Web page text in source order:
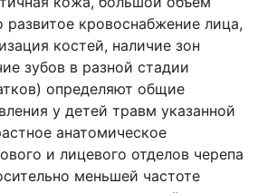
развитое кровоснабжение лица,
костей, наличие зон
зубов в разной стадии
определяют общие
у детей травм указанной
анатомическое
и лицевого отделов черепа
меньшей частоте